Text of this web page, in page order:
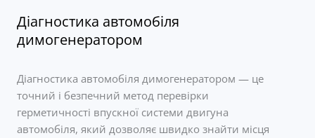
Діагностика автомобіля
димогенератором
Діагностика автомобіля димогенератором — це
точний і безпечний метод перевірки
герметичності впускної системи двигуна
автомобіля, який дозволяє швидко знайти місця